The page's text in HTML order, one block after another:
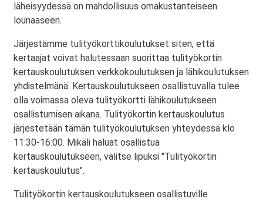
läheisyydessä on mahdollisuus omakustanteiseen
lounaaseen.
Järjestämme tulityökorttikoulutukset siten, että
kertaajat voivat halutessaan suorittaa tulityökortin
kertauskoulutuksen verkkokoulutuksen ja lähikoulutuksen
yhdistelmänä. Kertauskoulutukseen osallistuvalla tulee
olla voimassa oleva tulityökortti lähikoulutukseen
osallistumisen aikana. Tulityökortin kertauskoulutus
järjestetään tämän tulityökoulutuksen yhteydessä klo
11:30-16:00. Mikäli haluat osallistua
kertauskoulutukseen, valitse lipuksi "Tulityökortin
kertauskoulutus".
Tulityökortin kertauskoulutukseen osallistuville